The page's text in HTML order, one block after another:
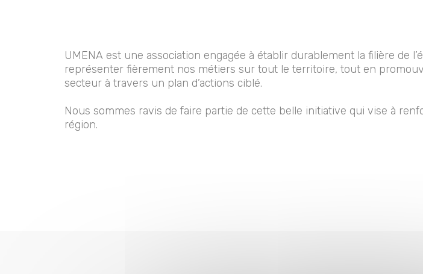
UMENA est une association engagée à établir durablement la filière de
représenter fièrement nos métiers sur tout le territoire, tout en
secteur à travers un plan d’actions ciblé.
Nous sommes ravis de faire partie de cette belle initiative qui vise à
région.